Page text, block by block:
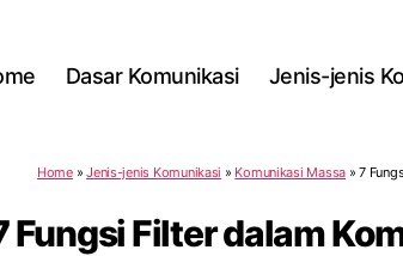
Dasar Komunikasi Jenis-jenis
Home»Jenis-jenis Komunikasi » Komunikasi Massa »7
Fungsi Filter dalam